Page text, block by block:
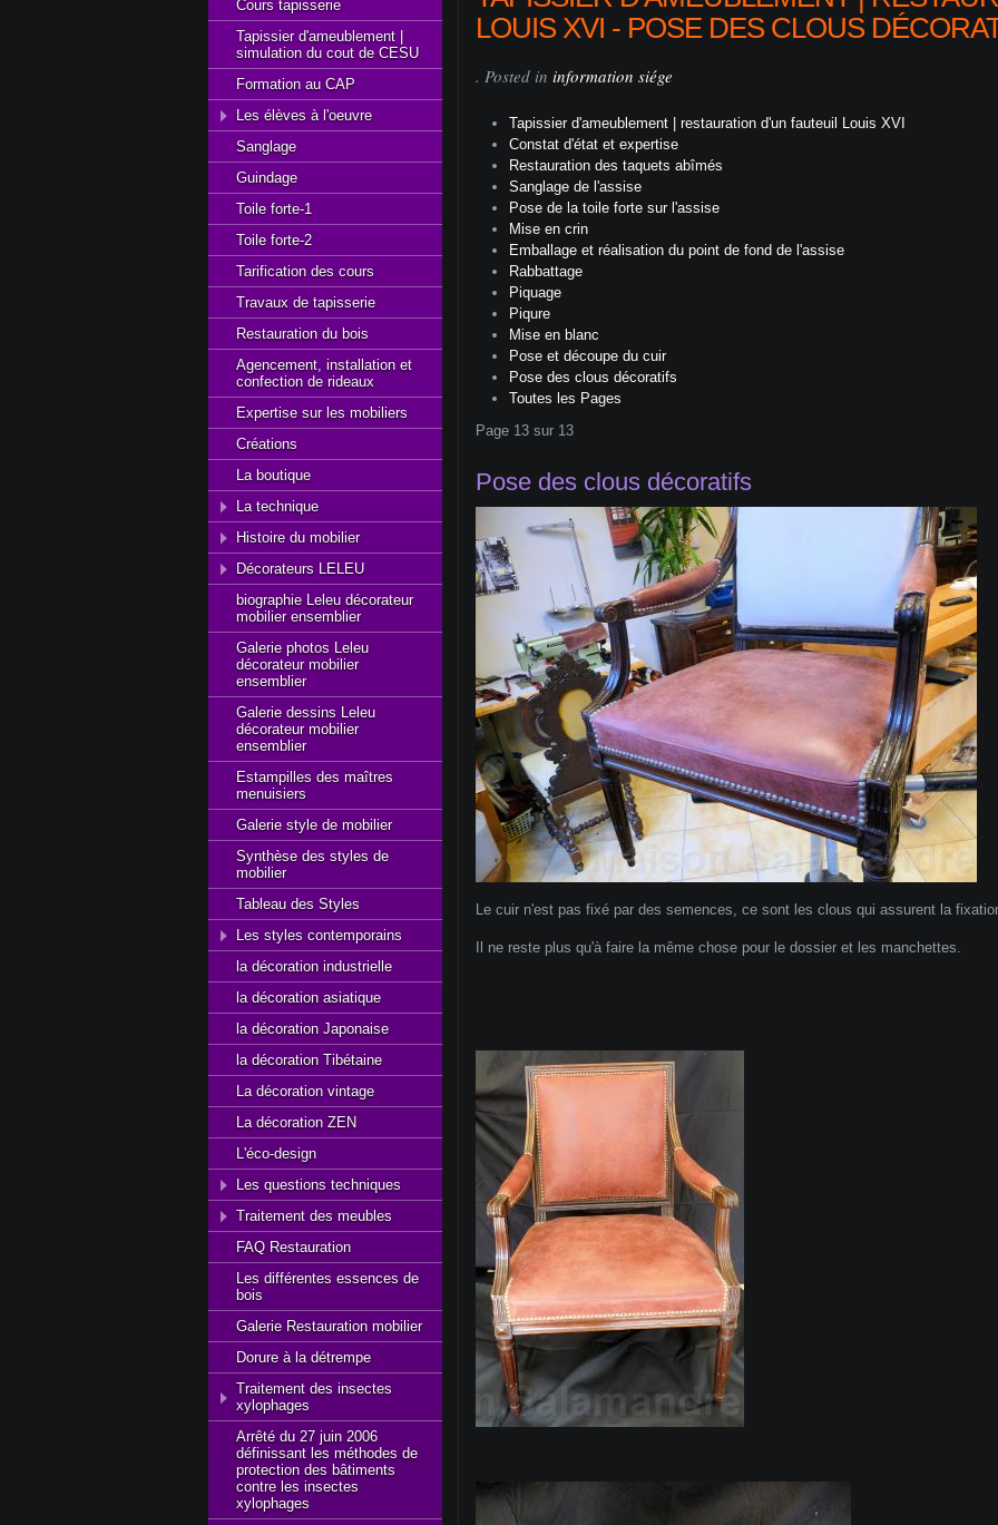
LOUIS XVI - POSE DES CLOUS
. Posted in information siége
Tapissier d'ameublement | restauration d'un fauteuil Louis XVI
Constat d'état et expertise
Restauration des taquets abîmés
Sanglage de l'assise
Pose de la toile forte sur l'assise
Mise en crin
Emballage et réalisation du point de fond de l'assise
Rabbattage
Piquage
Piqure
Mise en blanc
Pose et découpe du cuir
Pose des clous décoratifs
Toutes les Pages
Page 13 sur 13
Pose des clous décoratifs
Le cuir n'est pas fixé par des semences, ce sont les clous qui assurent la
Il ne reste plus qu'à faire la même chose pour le dossier et les manchettes.
Cours tapisserie
Tapissier d'ameublement |
simulation du cout de CESU
Formation au CAP
Les élèves à l'oeuvre
Sanglage
Guindage
Toile forte-1
Toile forte-2
Tarification des cours
Travaux de tapisserie
Restauration du bois
Agencement, installation et
confection de rideaux
Expertise sur les mobiliers
Créations
La boutique
La technique
Histoire du mobilier
Décorateurs LELEU
biographie Leleu décorateur
mobilier ensemblier
Galerie photos Leleu
décorateur mobilier
ensemblier
Galerie dessins Leleu
décorateur mobilier
ensemblier
Estampilles des maîtres
menuisiers
Galerie style de mobilier
Synthèse des styles de
mobilier
Tableau des Styles
Les styles contemporains
la décoration industrielle
la décoration asiatique
la décoration Japonaise
la décoration Tibétaine
La décoration vintage
La décoration ZEN
L'éco-design
Les questions techniques
Traitement des meubles
FAQ Restauration
Les différentes essences de
bois
Galerie Restauration mobilier
Dorure à la détrempe
Traitement des insectes
xylophages
Arrêté du 27 juin 2006
définissant les méthodes de
protection des bâtiments
contre les insectes
xylophages